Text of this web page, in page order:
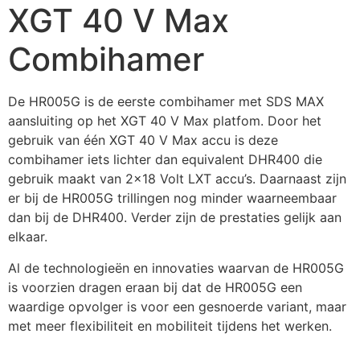
XGT 40 V Max
Combihamer
De HR005G is de eerste combihamer met SDS MAX
aansluiting op het XGT 40 V Max platfom. Door het
gebruik van één XGT 40 V Max accu is deze
combihamer iets lichter dan equivalent DHR400 die
gebruik maakt van 2x18 Volt LXT accu’s. Daarnaast zijn
er bij de HR005G trillingen nog minder waarneembaar
dan bij de DHR400. Verder zijn de prestaties gelijk aan
elkaar.
Al de technologieën en innovaties waarvan de HR005G
is voorzien dragen eraan bij dat de HR005G een
waardige opvolger is voor een gesnoerde variant, maar
met meer flexibiliteit en mobiliteit tijdens het werken.